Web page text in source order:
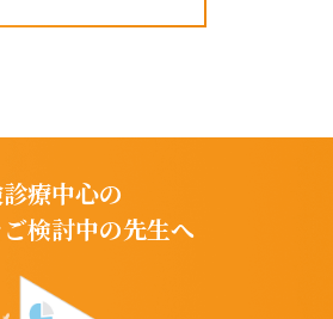
療中心の
検討中の先生へ